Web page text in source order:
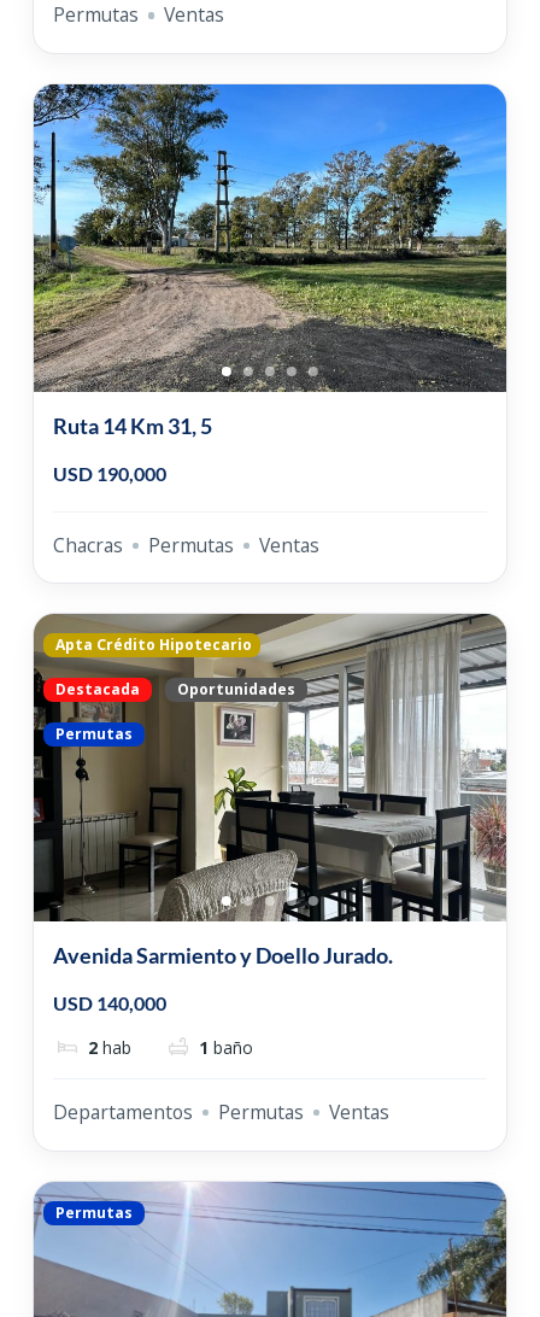
Permutas Ventas
Ruta 14 Km 31, 5
USD 190,000
Chacras Permutas Ventas
Apta Crédito Hipotecario
Destacada Oportunidades
Permutas
Avenida Sarmiento y Doello Jurado.
USD 140,000
2 hab 1 baño
Departamentos Permutas Ventas
Permutas